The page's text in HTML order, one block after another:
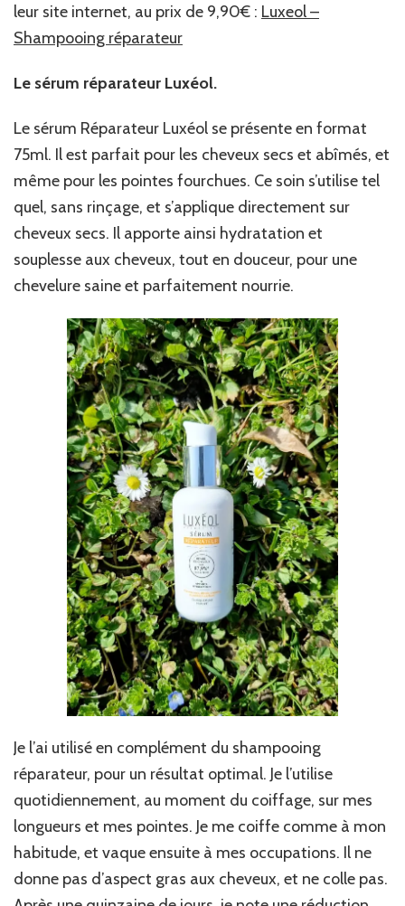
leur site internet, au prix de 9,90€ : Luxeol –
Shampooing réparateur
Le sérum réparateur Luxéol.
Le sérum Réparateur Luxéol se présente en format
75ml. Il est parfait pour les cheveux secs et abîmés, et
même pour les pointes fourchues. Ce soin s’utilise tel
quel, sans rinçage, et s’applique directement sur
cheveux secs. Il apporte ainsi hydratation et
souplesse aux cheveux, tout en douceur, pour une
chevelure saine et parfaitement nourrie.
Je l’ai utilisé en complément du shampooing
réparateur, pour un résultat optimal. Je l’utilise
quotidiennement, au moment du coiffage, sur mes
longueurs et mes pointes. Je me coiffe comme à mon
habitude, et vaque ensuite à mes occupations. Il ne
donne pas d’aspect gras aux cheveux, et ne colle pas.